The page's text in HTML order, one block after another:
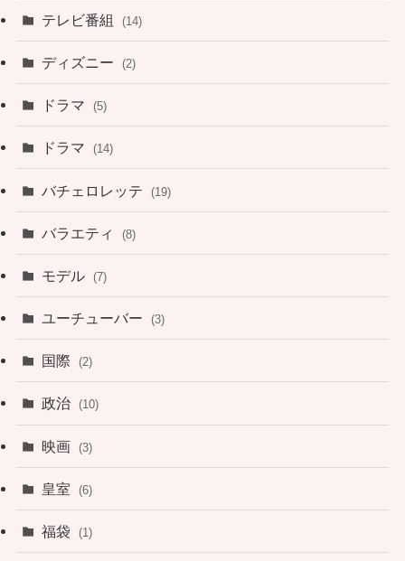
テレビ番組 (14)
ディズニー (2)
ドラマ (5)
ドラマ (14)
バチェロレッテ (19)
バラエティ (8)
モデル (7)
ユーチューバー (3)
国際 (2)
政治 (10)
映画 (3)
皇室 (6)
福袋 (1)